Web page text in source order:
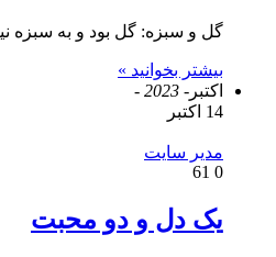
گل و سبزه: گل بود و به سبزه
بیشتر بخوانید »
اکتبر - 2023 -
14 اکتبر
مدیر سایت
0
یک دل و دو محبت